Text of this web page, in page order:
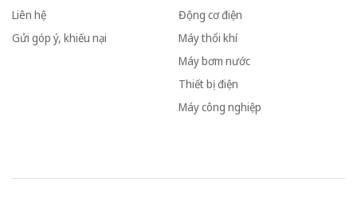
Liên hệ
Gửi góp ý, khiếu nại
Động cơ điện
Máy thổi khí
Máy bơm nước
Thiết bị điện
Máy công nghiệp